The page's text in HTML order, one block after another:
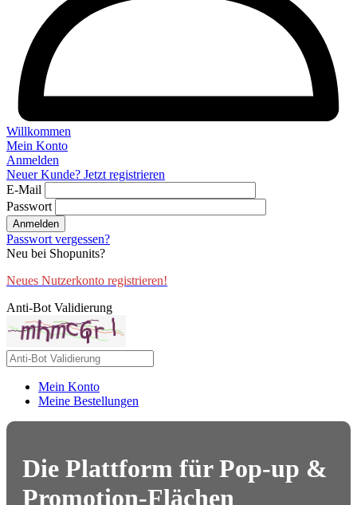
Willkommen
Mein Konto
Anmelden
Neuer Kunde? Jetzt registrieren
E-Mail
Passwort
Anmelden
Passwort vergessen?
Neu bei Shopunits?
Neues Nutzerkonto registrieren!
Anti-Bot Validierung
Mein Konto
Meine Bestellungen
Die Plattform für Pop-up &
Promotion-Flächen